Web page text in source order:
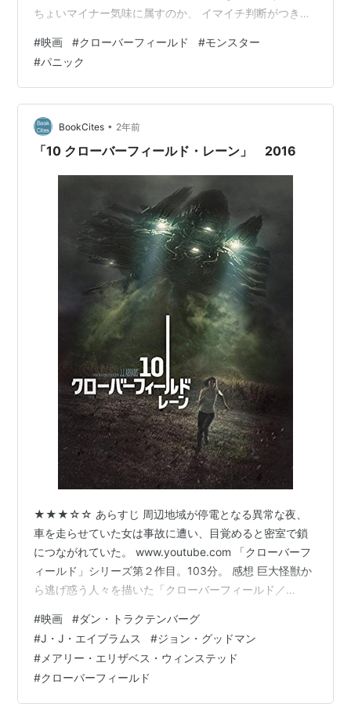
ちょいマイナー気味に属すのか、 イマイチ判断がつきま
登場人物が回し続けていたホームビデオの映像を元とし
て作った ドキュメンタリー映画の体で、ニューヨークに
起こった騒動を描いています。 第三者視点が無く、親切
な状況説明といったものもありませんが、 突然にエイリ
アン的な外宇宙巨大生命体が地球に襲来したという感じ
の パニック系SF作品です。 お…
#映画 #クローバーフィールド #モンスター
#パニック
BookCites • 2年前
「10 クローバーフィールド・レーン」 2016
★★★☆☆ あらすじ 周辺地域が停電となる異常な夜、
車を走らせていた女は事故に遭い、目覚めると密室で鎖
につながれていた。 www.youtube.com 「クローバーフ
ィールド」シリーズ第２作目。103分。 感想 巨大怪獣か
ら逃げ惑う人々を描いた「クローバーフィールド／
だ、巨大怪獣に襲撃された世界という設定は共通してお
り、精神的続編という位置づけのようだ。前作のような
パニック映画を想像していたら、全然テイストの違うも
のが始まったので、いきなり戸惑ってしまった。 主人公
は、事故から目覚めたら見知らぬ密室に監禁されていた
#映画 #ダン・トラクテンバーグ
#J・J・エイブラムス #ジョン・グッドマン
# メアリー・エリザベス・ウィンステッド
#クローバーフィールド